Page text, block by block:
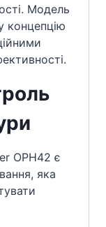
Модель
концепцію
OPH42 є
яка